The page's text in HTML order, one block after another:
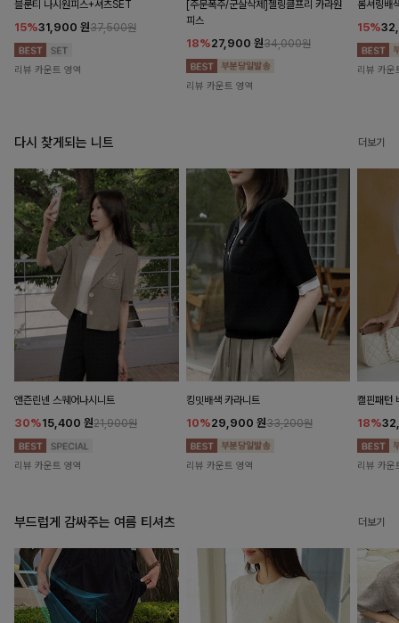
블룬티 나시원피스+셔츠SET
15%31,900 원37,500원
리뷰 카운트 영역
[주문폭주/군살삭제]젤링클프리 카라원
피스
18%27,900 원34,000원
리뷰 카운트 영역
롬셔링배
15%
리뷰 카운
다시 찾게되는 니트 더보기
앤즌린넨 스퀘어나시니트
30%15,400 원21,900원
리뷰 카운트 영역
킹밋배색 카라니트
10%29,900 원33,200원
리뷰 카운트 영역
캘핀패턴
18%
리뷰 카운
부드럽게 감싸주는 여름 티셔츠 더보기